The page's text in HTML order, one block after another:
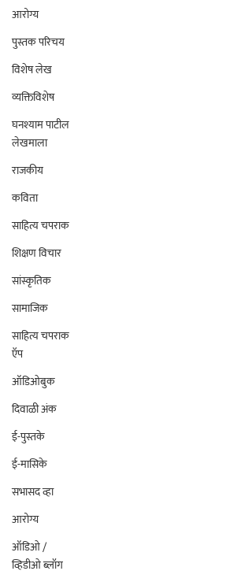
आरोग्य
पुस्तक परिचय
विशेष लेख
व्यक्तिविशेष
घनश्याम पाटील
लेखमाला
राजकीय
कविता
साहित्य चपराक
शिक्षण विचार
सांस्कृतिक
सामाजिक
साहित्य चपराक
ऍप
ऑडिओबुक
दिवाळी अंक
ई-पुस्तके
ई-मासिके
सभासद व्हा
आरोग्य
ऑडिओ /
व्हिडीओ ब्लॉग